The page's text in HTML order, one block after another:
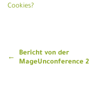
Cookies?
Bericht von der
MageUnconference